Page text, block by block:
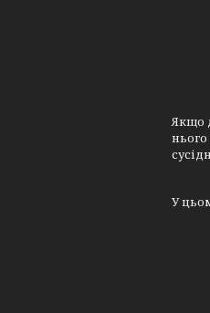
Якщо
У